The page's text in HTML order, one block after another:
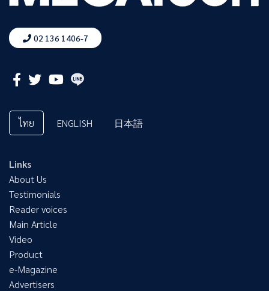
02 136 1406-7
ไทย ENGLISH 日本語
Links
About Us
Testimonials
Reader voices
Main Article
Video
Product
e-Magazine
Advertisers